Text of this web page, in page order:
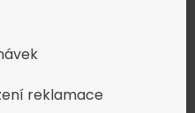
reklamace